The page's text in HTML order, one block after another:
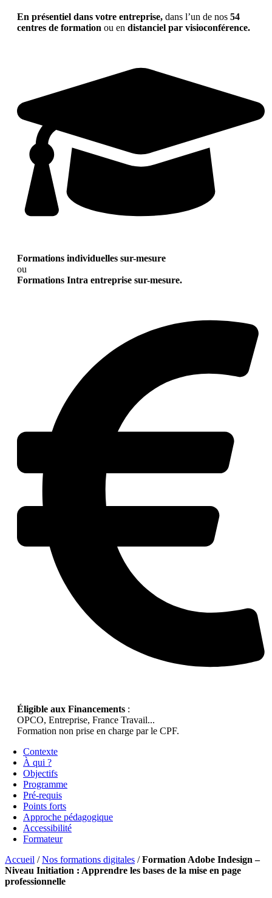
En présentiel dans votre entreprise, dans l’un de nos 54
centres de formation ou en distanciel par visioconférence.
Formations individuelles sur-mesure
ou
Formations Intra entreprise sur-mesure.
Éligible aux Financements :
OPCO, Entreprise, France Travail...
Formation non prise en charge par le CPF.
Contexte
À qui ?
Objectifs
Programme
Pré-requis
Points forts
Approche pédagogique
Accessibilité
Formateur
Accueil /Nos formations digitales /Formation Adobe Indesign –
Niveau Initiation : Apprendre les bases de la mise en page
professionnelle